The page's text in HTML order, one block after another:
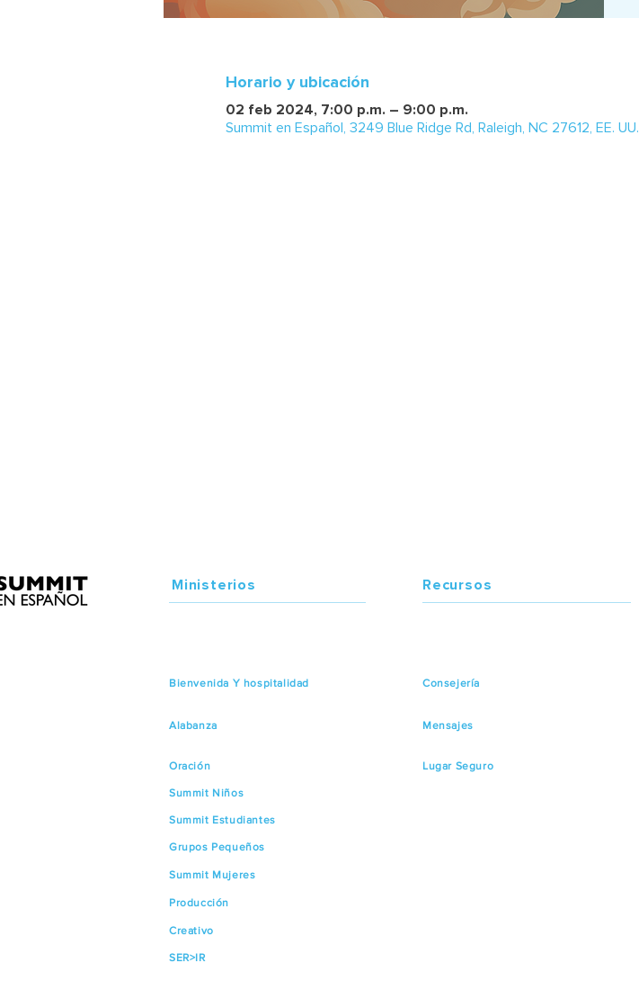
Horario y ubicación
02 feb 2024, 7:00 p.m. – 9:00 p.m.
Summit en Español, 3249 Blue Ridge Rd, Raleigh, NC 27612, EE. UU.
Ministerios Recursos
Bienvenida Y hospitalidad Consejería
Alabanza Mensajes
Oración Lugar Seguro
Summit Niños
Summit Estudiantes
Grupos Pequeños
Summit Mujeres
Producción
Creativo
SER>IR